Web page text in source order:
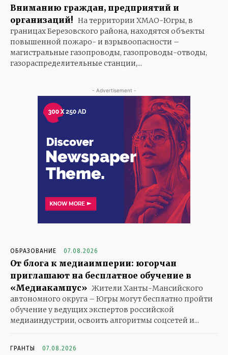
Вниманию граждан, предприятий и
организаций! На территории ХМАО-Югры, в
границах Березовского района, находятся объекты
повышенной пожаро- и взрывоопасности –
магистральные газопроводы, газопроводы-отводы,
газораспределительные станции,...
- Advertisement -
ОБРАЗОВАНИЕ 07.08.2026
От блога к медиаимперии: югорчан
приглашают на бесплатное обучение в
«Медиакампус» Жители Ханты-Мансийского
автономного округа – Югры могут бесплатно пройти
обучение у ведущих экспертов российской
медиаиндустрии, освоить алгоритмы соцсетей и...
ГРАНТЫ 07.08.2026